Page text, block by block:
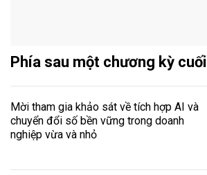
Phía sau một chương kỳ cuối
Mời tham gia khảo sát về tích hợp AI và
chuyển đổi số bền vững trong doanh
nghiệp vừa và nhỏ